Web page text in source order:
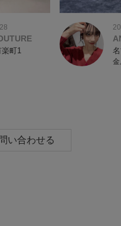
楽町1
い合わせる